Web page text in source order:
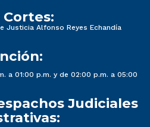
Justicia Alfonso Reyes Echandía
a 01:00 p.m. y de 02:00 p.m. a 05:00
Judiciales